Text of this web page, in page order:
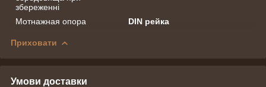
збереженні
Мотнажная опора DIN рейка
Приховати
Умови доставки